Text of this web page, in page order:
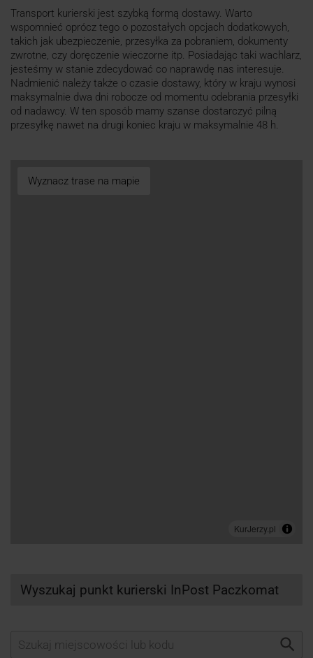
Transport kurierski jest szybką formą dostawy. Warto
wspomnieć oprócz tego o pozostałych opcjach dodatkowych,
takich jak ubezpieczenie, przesyłka za pobraniem, dokumenty
zwrotne, czy doręczenie wieczorne itp. Posiadając taki wachlarz,
jesteśmy w stanie zdecydować co naprawdę nas interesuje.
Nadmienić należy także o czasie dostawy, który w kraju wynosi
maksymalnie dwa dni robocze od momentu odebrania przesyłki
od nadawcy. W ten sposób mamy szanse dostarczyć pilną
przesyłkę nawet na drugi koniec kraju w maksymalnie 48 h.
Wyznacz trase na mapie
Wyszukaj punkt kurierski InPost Paczkomat